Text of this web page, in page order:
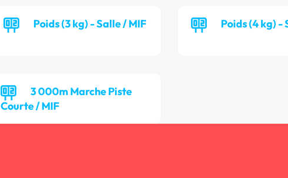
Poids (3 kg) - Salle / MIF Poids (4 kg) -
3 000m Marche Piste
Courte / MIF